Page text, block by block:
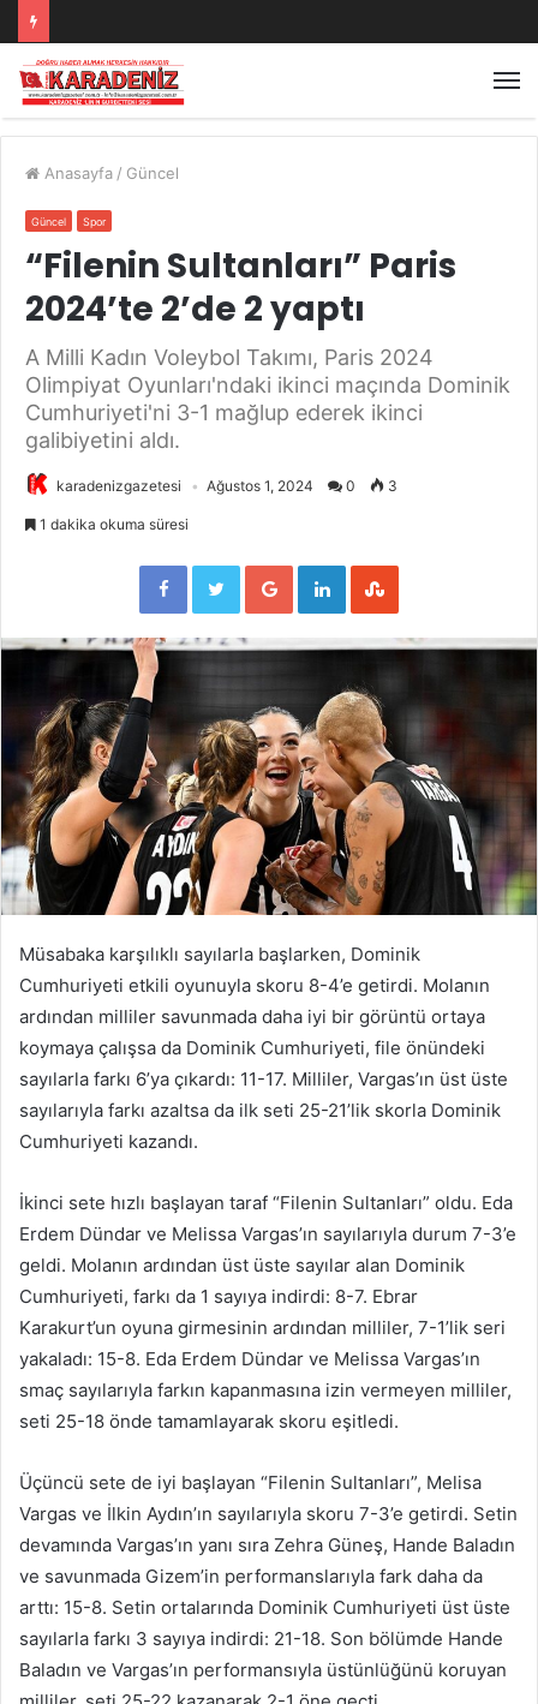
Anasayfa / Güncel
Güncel Spor
“Filenin Sultanları” Paris
2024’te 2’de 2 yaptı
A Milli Kadın Voleybol Takımı, Paris 2024
Olimpiyat Oyunları'ndaki ikinci maçında Dominik
Cumhuriyeti'ni 3-1 mağlup ederek ikinci
galibiyetini aldı.
karadenizgazetesi Ağustos 1, 2024 0 3
1 dakika okuma süresi
FacebookTwitterGoogle+LinkedInStumbleUpon
Müsabaka karşılıklı sayılarla başlarken, Dominik
Cumhuriyeti etkili oyunuyla skoru 8-4’e getirdi. Molanın
ardından milliler savunmada daha iyi bir görüntü ortaya
koymaya çalışsa da Dominik Cumhuriyeti, file önündeki
sayılarla farkı 6’ya çıkardı: 11-17. Milliler, Vargas’ın üst üste
sayılarıyla farkı azaltsa da ilk seti 25-21’lik skorla Dominik
Cumhuriyeti kazandı.
İkinci sete hızlı başlayan taraf “Filenin Sultanları” oldu. Eda
Erdem Dündar ve Melissa Vargas’ın sayılarıyla durum 7-3’e
geldi. Molanın ardından üst üste sayılar alan Dominik
Cumhuriyeti, farkı da 1 sayıya indirdi: 8-7. Ebrar
Karakurt’un oyuna girmesinin ardından milliler, 7-1’lik seri
yakaladı: 15-8. Eda Erdem Dündar ve Melissa Vargas’ın
smaç sayılarıyla farkın kapanmasına izin vermeyen milliler,
seti 25-18 önde tamamlayarak skoru eşitledi.
Üçüncü sete de iyi başlayan “Filenin Sultanları”, Melisa
Vargas ve İlkin Aydın’ın sayılarıyla skoru 7-3’e getirdi. Setin
devamında Vargas’ın yanı sıra Zehra Güneş, Hande Baladın
ve savunmada Gizem’in performanslarıyla fark daha da
arttı: 15-8. Setin ortalarında Dominik Cumhuriyeti üst üste
sayılarla farkı 3 sayıya indirdi: 21-18. Son bölümde Hande
Baladın ve Vargas’ın performansıyla üstünlüğünü koruyan